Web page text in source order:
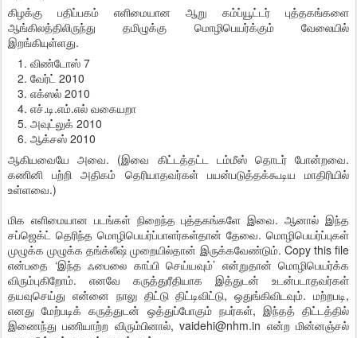
கிழக்கு பதிப்பகம் எளிமையான ஆறு கம்ப்யூட்டர் புத்தகங்களை
ஆங்கிலத்திலிருந்து தமிழுக்கு மொழிபெயர்க்கும் வேலையில்
இறங்கியுள்ளது.
விண்டோஸ் 7
வேர்ட் 2010
எக்ஸல் 2010
எச்.டி.எம்.எல் வகையறா
அவுட்லுக் 2010
ஆக்சஸ் 2010
ஆகியவையே அவை. (இவை கிட்டத்தட்ட டம்மீஸ் தொடர் போன்றவை.
கணினி பற்றி அதிகம் தெரியாதவர்கள் பயன்படுத்தக்கூடிய மாதிரியில்
உள்ளவை.)
மிக எளிமையான படங்கள் நிறைந்த புத்தகங்களே இவை. ஆனால் இந்த
சப்ஜெக்ட் தெரிந்த மொழிபெயர்ப்பாளர்கள்தான் தேவை. மொழிபெயர்ப்புகள்
முழுக்க முழுக்க தங்க்லீஷ் முறையில்தான் இருக்கவேண்டும். Copy this file
என்பதை ‘இந்த ஃபைலை காப்பி செய்யவும்’ என்றுதான் மொழிபெயர்க்க
விரும்புகிறோம். எனவே கருத்துரீதியாக இத்துடன் உடன்படாதவர்கள்
தயவுசெய்து என்னை நாலு திட்டு திட்டிவிட்டு, ஒதுங்கிவிடவும். மற்றபடி,
எனது மேற்படிக் கருத்துடன் ஒத்துப்போகும் நபர்கள், இந்தத் திட்டத்தில்
இணைந்து பணியாற்ற விரும்பினால், vaidehi@nhm.in என்ற மின்னஞ்சல்